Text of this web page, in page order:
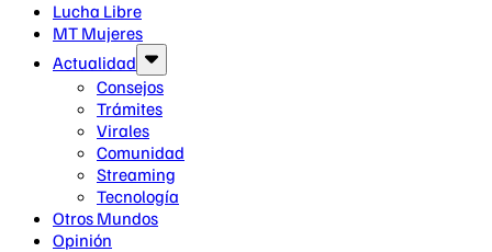
Lucha Libre
MT Mujeres
Actualidad
Consejos
Trámites
Virales
Comunidad
Streaming
Tecnología
Otros Mundos
Opinión